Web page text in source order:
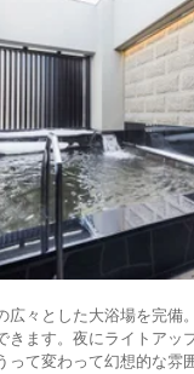
広々とした大浴場を完備
きます。夜にライトアッ
って変わって幻想的な雰